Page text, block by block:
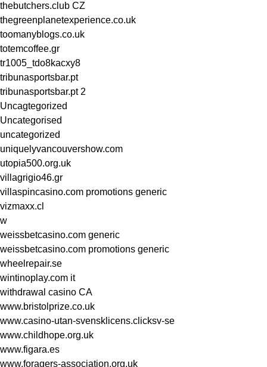
thebutchers.club CZ
thegreenplanetexperience.co.uk
toomanyblogs.co.uk
totemcoffee.gr
tr1005_tdo8kacxy8
tribunasportsbar.pt
tribunasportsbar.pt 2
Uncagtegorized
Uncategorised
uncategorized
uniquelyvancouvershow.com
utopia500.org.uk
villagrigio46.gr
villaspincasino.com promotions generic
vizmaxx.cl
w
weissbetcasino.com generic
weissbetcasino.com promotions generic
wheelrepair.se
wintinoplay.com it
withdrawal casino CA
www.bristolprize.co.uk
www.casino-utan-svensklicens.clicksv-se
www.childhope.org.uk
www.figara.es
www.foragers-association.org.uk